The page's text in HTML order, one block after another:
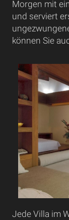
Morgen mit
und serviert
können Sie
Jede Villa im